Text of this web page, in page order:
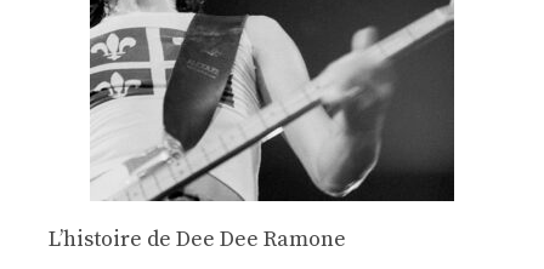
Lʼhistoire de Dee Dee Ramone